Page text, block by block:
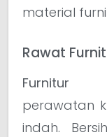
material
Rawat
Furnitur
perawatan
indah.